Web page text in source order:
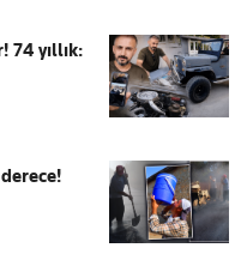
74 yıllık: